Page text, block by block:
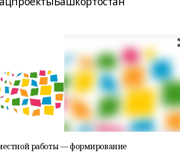
работы — формирование